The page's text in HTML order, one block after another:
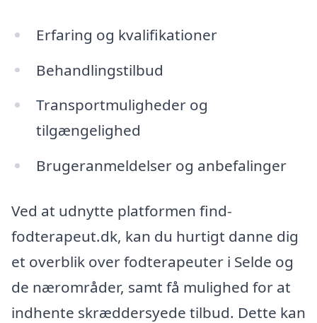
Erfaring og kvalifikationer
Behandlingstilbud
Transportmuligheder og
tilgængelighed
Brugeranmeldelser og anbefalinger
Ved at udnytte platformen find-
fodterapeut.dk, kan du hurtigt danne dig
et overblik over fodterapeuter i Selde og
de nærområder, samt få mulighed for at
indhente skræddersyede tilbud. Dette kan